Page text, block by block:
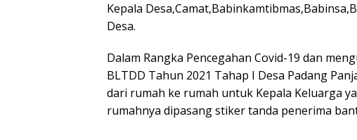
Kepala
Desa.
Dalam Rangka Pencegahan Covid-19 dan
BLTDD Tahun 2021 Tahap I Desa Padang
dari rumah ke rumah untuk Kepala Keluarga
rumahnya dipasang stiker tanda penerima